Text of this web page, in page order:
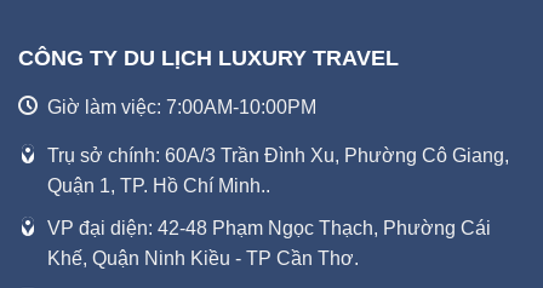
CÔNG TY DU LỊCH LUXURY TRAVEL
Giờ làm việc: 7:00AM-10:00PM
Trụ sở chính: 60A/3 Trần Đình Xu, Phường Cô Giang,
Quận 1, TP. Hồ Chí Minh..
VP đại diện: 42-48 Phạm Ngọc Thạch, Phường Cái
Khế, Quận Ninh Kiều - TP Cần Thơ.